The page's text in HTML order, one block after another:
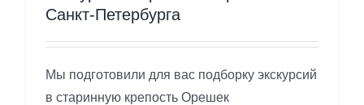
Санкт-Петербурга
Мы подготовили для вас подборку экскурсий
в старинную крепость Орешек